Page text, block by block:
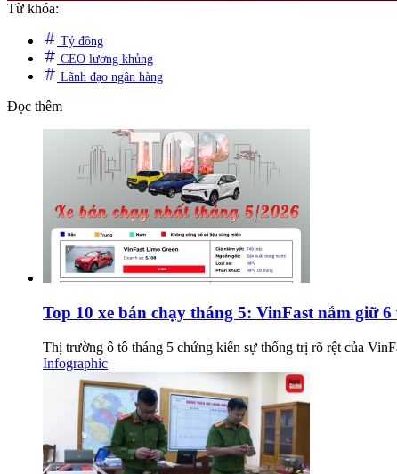
Từ khóa:
Tỷ đồng
CEO lương khủng
Lãnh đạo ngân hàng
Đọc thêm
Top 10 xe bán chạy tháng 5: VinFast nắm giữ
Thị trường ô tô tháng 5 chứng kiến sự thống trị rõ rệt của
Infographic